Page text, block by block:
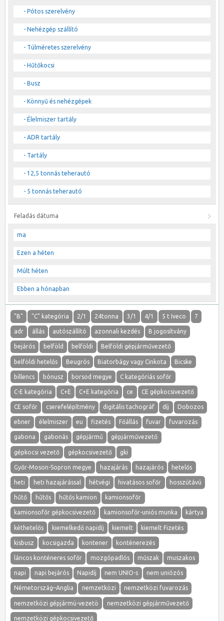
- Pótos szerelvény
- Nehézgép szállító
- Túlméretes szerelvény
- Hűtőkocsi
- Busz
- Könnyű és nehézgépek
- Élelmiszer tartály
- ADR tartály
- Tartály
- 12,5 tonnás teherautó
- 5 tonnás teherautó
Feladás dátuma
ma
Ezen a héten
Múlt héten
Ebben a hónapban
"B" "C" kategória 2/1 24tonna 3/1 4/1 5 t Iveco 7
adr állás autószállító azonnali kezdés B jogosítvány
bejárós belföld belföldi Belföldi gépjárművezető
belföldi hetelős Beugrós Biatorbágy vagy Cinkota Bicske
billencs bónusz borsod megye C kategóriás sofőr
C-E kategória C+E C+E kategória ce CE gépkocsivezető
CE sofőr cserefelépítmény digitális tachográf díj Dobozos
ebner élelmiszer eu fizetés Főállás fuvar fuvarozás
gabona gabonás gépjármű gépjárművezető
gépkocsi vezető gépkocsivezető gki
Győr-Moson-Sopron megye hazajárás hazajárós hetelős
heti heti hazajárással hétvégi hivatásos sofőr hosszútávú
hűtő hűtős hűtős kamion kamionsofőr
kamionsofőr gépkocsivezető kamionsofőr-uniós munka kártya
kéthetelős kiemelkedő napidíj kiemelt kiemelt Fizetés
kisbusz kocsigazda kontener konténerezés
láncos konténeres sofőr mozgópadlós műszak muszakos
napi napi bejárós Napidíj nem UNIO-s nem uniózós
Németország–Anglia nemzetközi nemzetközi fuvarozás
nemzetközi gépjármü-vezetö nemzetközi gépjárművezető
nemzetközi gépkocsivezető